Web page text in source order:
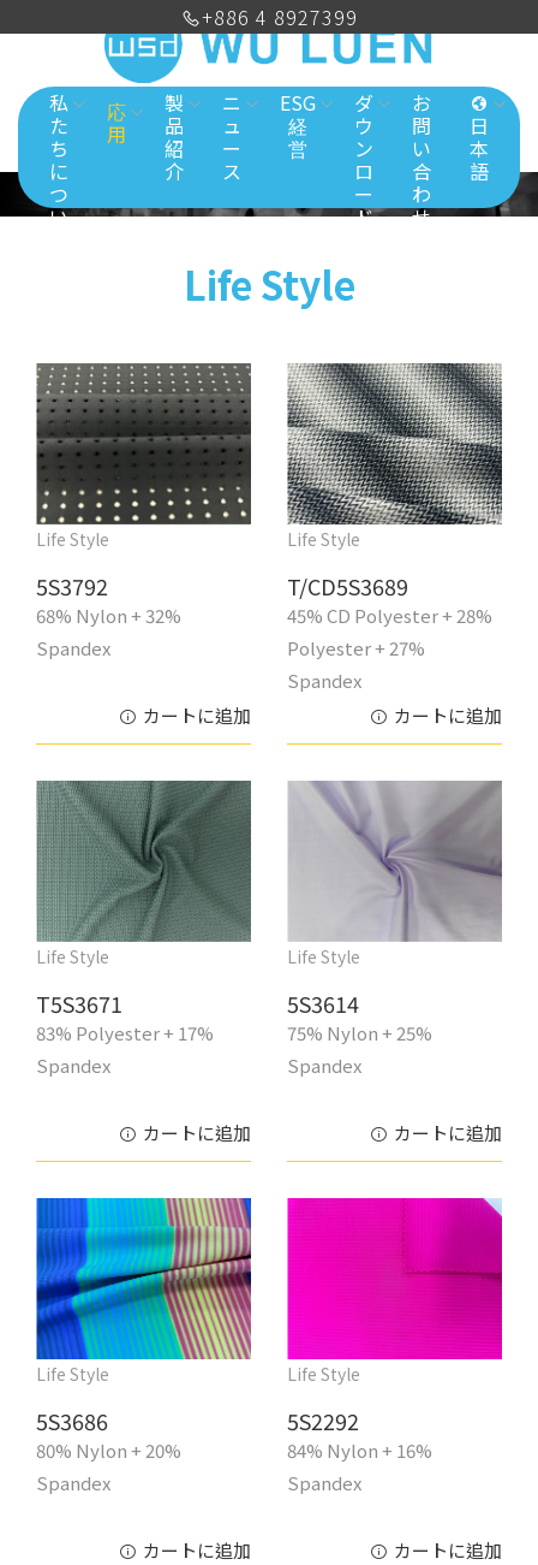
私
た
ち
に
つ
い
応
用
製
品
紹
介
ニ
ュ
ー
ス
ESG
経
営
ダ
ウ
ン
ロ
ー
ド
お
問
い
合
わ
せ
日
本
語
Life Style
Life Style
5S3792
68% Nylon + 32%
Spandex
カートに追加
Life Style
T/CD5S3689
45% CD Polyester + 28%
Polyester + 27%
Spandex
カートに追加
Life Style
T5S3671
83% Polyester + 17%
Spandex
カートに追加
Life Style
5S3614
75% Nylon + 25%
Spandex
カートに追加
Life Style
5S3686
80% Nylon + 20%
Spandex
カートに追加
Life Style
5S2292
84% Nylon + 16%
Spandex
カートに追加
+886 4 8927399